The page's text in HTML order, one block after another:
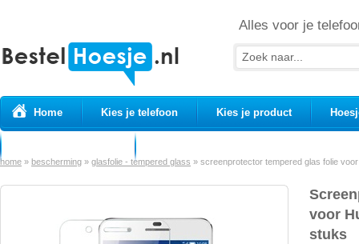
Alles voor je
Home Kies je telefoon Kies je product
home » bescherming » glasfolie - tempered glass » screenprotector tempered glas folie
voor
stuks